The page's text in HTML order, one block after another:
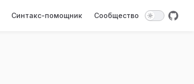
Синтакс-помощник Сообщество